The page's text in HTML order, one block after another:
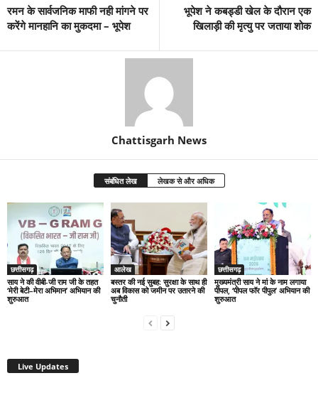
रमन के सार्वजनिक माफी नही मांगने पर
करेंगे मानहानि का मुकदमा – भूपेश
भूपेश ने कबड्डी खेल के दौरान एक
खिलाड़ी की मृत्यु पर जताया शोक
Chattisgarh News
संबंधित लेख लेखक से और अधिक
छत्तीसगढ़
साय ने की वीबी-जी राम जी के तहत
‘मेरी बेटी–मेरा अभिमान’ अभियान की
शुरुआत
आलेख
बस्तर की नई सुबह: सुरक्षा के साथ ही
अब विकास को जमीन पर उतारने की
चुनौती
छत्तीसगढ़
मुख्यमंत्री साय ने मां के नाम लगाया
पीपल, ‘पीपल फॉर पीपुल’ अभियान की
शुरुआत
Live Updates